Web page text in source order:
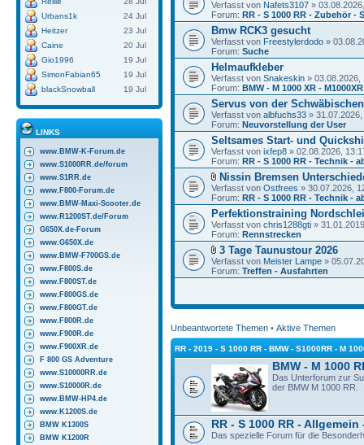
Urbans1k
24 Jul
Heitzer
23 Jul
Caine
20 Jul
Gio1996
19 Jul
SimonFabian65
19 Jul
blackSnowball
19 Jul
LINKS
www.BMW-K-Forum.de
www.S1000RR.de/forum
www.S1RR.de
www.F800-Forum.de
www.BMW-Maxi-Scooter.de
www.R1200ST.de/Forum
G650X.de-Forum
www.G650X.de
www.BMW-F700GS.de
www.F800S.de
www.F800ST.de
www.F800GS.de
www.F800GT.de
www.F800R.de
www.F900R.de
www.F900XR.de
F 800 GS Adventure
www.S10000RR.de
www.S10000R.de
www.BMW-HP4.de
www.K1200S.de
BMW K1300S
BMW K1200R
Verfasst von Nafets3107 »
Forum: RR - S 1000 RR - Zubehör -
Bmw RCK3 gesucht
Verfasst von Freestylerdodo »
Forum: Suche
Helmaufkleber
Verfasst von Snakeskin » 03.08.2026,
Forum: BMW - M 1000 XR - M1000XR
Servus von der
Verfasst von albfuchs33 »
Forum: Neuvorstellung der User
Seltsames Start- und
Verfasst von ixfep8 » 02.08.2026,
Forum: RR - S 1000 RR - Technik -
Nissin Bremsen
Verfasst von Ostfrees » 30.07.2026,
Forum: RR - S 1000 RR - Technik -
Perfektionstraining
Verfasst von chris1288gti »
Forum: Rennstrecken
3 Tage Taunustour 2026
Verfasst von Meister Lampe »
Forum: Treffen - Ausfahrten
Unbeantwortete Themen • Aktive Themen
RR - 2019 - S 1000 RR - BMW - S1000RR - M
BMW - M 1000
Das Unterforum zur
der BMW M 1000 RR.
RR - S 1000 RR - Allgemein
Das spezielle Forum für die